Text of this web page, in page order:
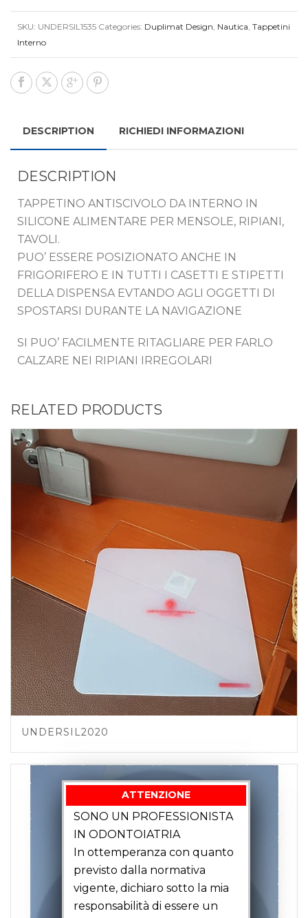
SKU: UNDERSIL1535 Categories: Duplimat Design Nautica Tappetini
Interno
DESCRIPTION RICHIEDI INFORMAZIONI
DESCRIPTION
TAPPETINO ANTISCIVOLO DA INTERNO IN
SILICONE ALIMENTARE PER MENSOLE, RIPIANI,
TAVOLI.
PUO’ ESSERE POSIZIONATO ANCHE IN
FRIGORIFERO E IN TUTTI I CASETTI E STIPETTI
DELLA DISPENSA EVTANDO AGLI OGGETTI DI
SPOSTARSI DURANTE LA NAVIGAZIONE
SI PUO’ FACILMENTE RITAGLIARE PER FARLO
CALZARE NEI RIPIANI IRREGOLARI
RELATED PRODUCTS
UNDERSIL2020
ATTENZIONE
SONO UN PROFESSIONISTA
IN ODONTOIATRIA
In ottemperanza con quanto
previsto dalla normativa
vigente, dichiaro sotto la mia
responsabilità di essere un